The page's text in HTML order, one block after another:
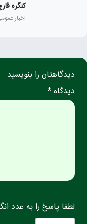
کنگره
اخبار
دیدگاهتان را بنویسید
دیدگاه *
لطفا پاسخ را به عدد